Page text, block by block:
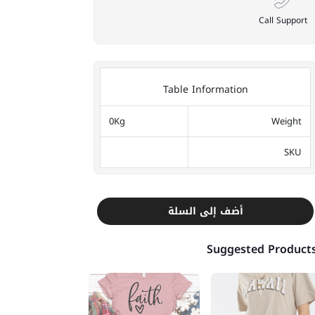
Call Support
Table Information
Weight
0Kg
SKU
أضف إلى السلة
Suggested